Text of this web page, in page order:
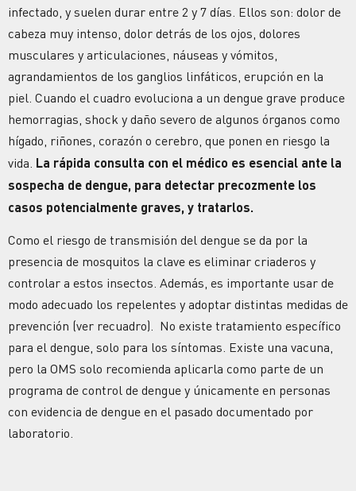
infectado, y suelen durar entre 2 y 7 días. Ellos son: dolor de
cabeza muy intenso, dolor detrás de los ojos, dolores
musculares y articulaciones, náuseas y vómitos,
agrandamientos de los ganglios linfáticos, erupción en la
piel. Cuando el cuadro evoluciona a un dengue grave produce
hemorragias, shock y daño severo de algunos órganos como
hígado, riñones, corazón o cerebro, que ponen en riesgo la
vida. La rápida consulta con el médico es esencial ante la
sospecha de dengue, para detectar precozmente los
casos potencialmente graves, y tratarlos.
Como el riesgo de transmisión del dengue se da por la
presencia de mosquitos la clave es eliminar criaderos y
controlar a estos insectos. Además, es importante usar de
modo adecuado los repelentes y adoptar distintas medidas de
prevención (ver recuadro). No existe tratamiento específico
para el dengue, solo para los síntomas. Existe una vacuna,
pero la OMS solo recomienda aplicarla como parte de un
programa de control de dengue y únicamente en personas
con evidencia de dengue en el pasado documentado por
laboratorio.